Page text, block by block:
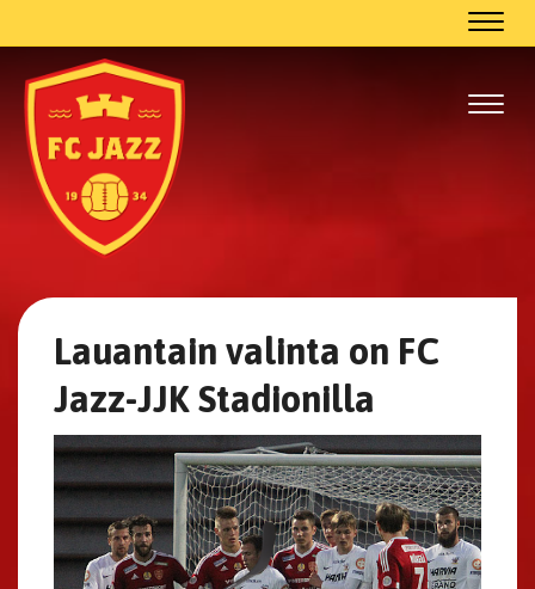
Lauantain valinta on FC
Jazz-JJK Stadionilla